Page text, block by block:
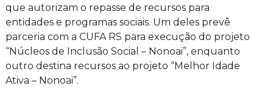
que autorizam o repasse de recursos para
entidades e programas sociais. Um deles prevê
parceria com a CUFA RS para execução do projeto
“Núcleos de Inclusão Social – Nonoai”, enquanto
outro destina recursos ao projeto “Melhor Idade
Ativa – Nonoai”.